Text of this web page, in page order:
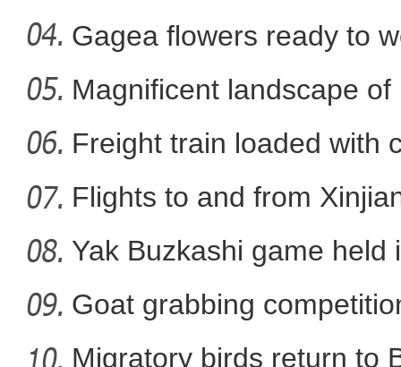
新疆阿拉山口首次以宽轨
Xi
Gagea flowers ready to
Nal
Magnificent landscape
La
Freight train loaded with
Flights to and from
Yak Buzkashi game held
Goat grabbing
Migratory birds return to